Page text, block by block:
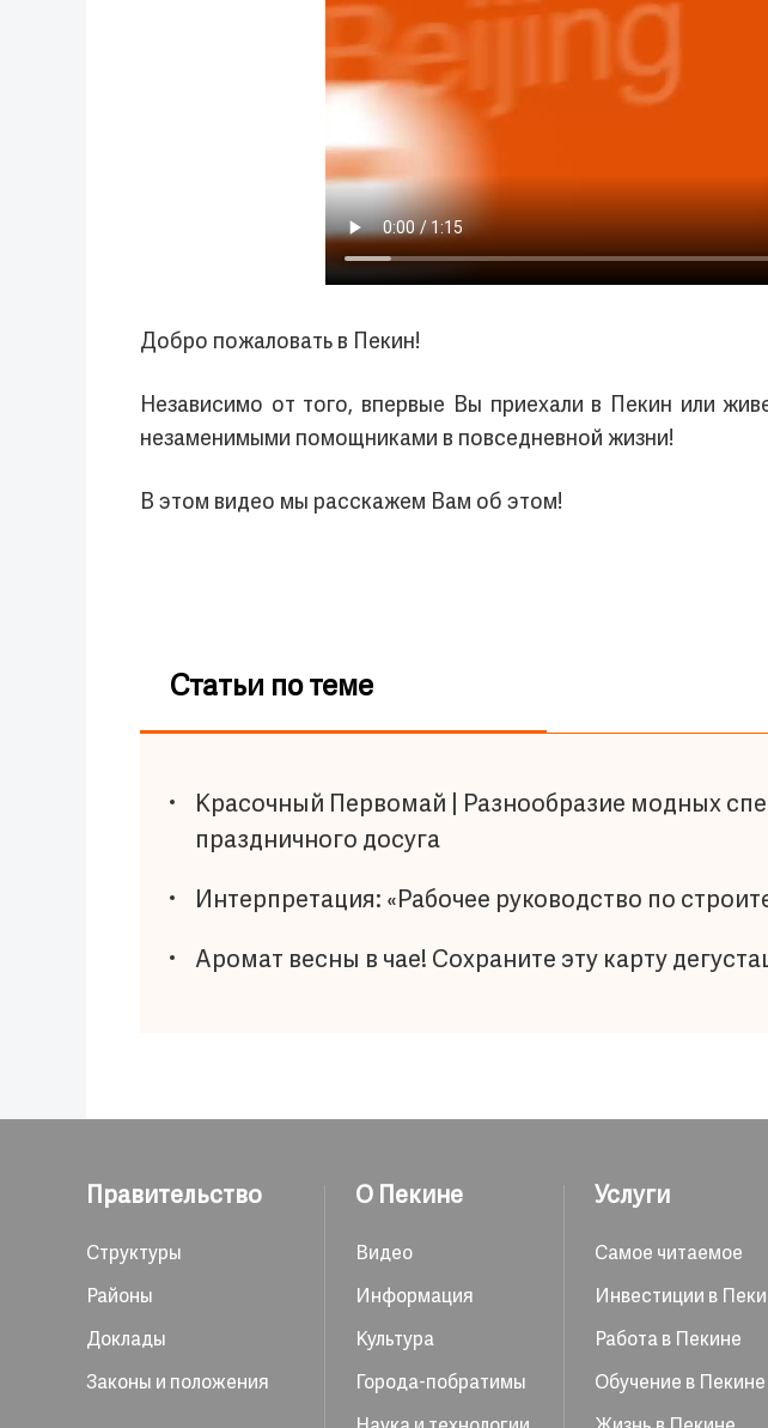
Добро пожаловать в Пекин!
Независимо от того, впервые Вы приехали в Пекин или
незаменимыми помощниками в повседневной жизни!
В этом видео мы расскажем Вам об этом!
Статьи по теме
Красочный Первомай | Разнообразие модных
праздничного досуга
Интерпретация: «Рабочее руководство по
Аромат весны в чае! Cохраните эту карту
Правительство
Структуры
Районы
Доклады
Законы и положения
О Пекине
Видео
Информация
Культура
Города-побратимы
Услуги
Самое читаемое
Инвестиции в
Работа в Пекине
Обучение в Пекине